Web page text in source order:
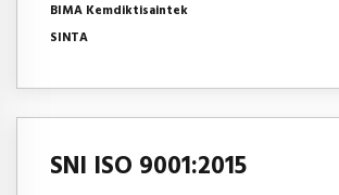
BIMA Kemdiktisaintek
SINTA
SNI ISO 9001:2015